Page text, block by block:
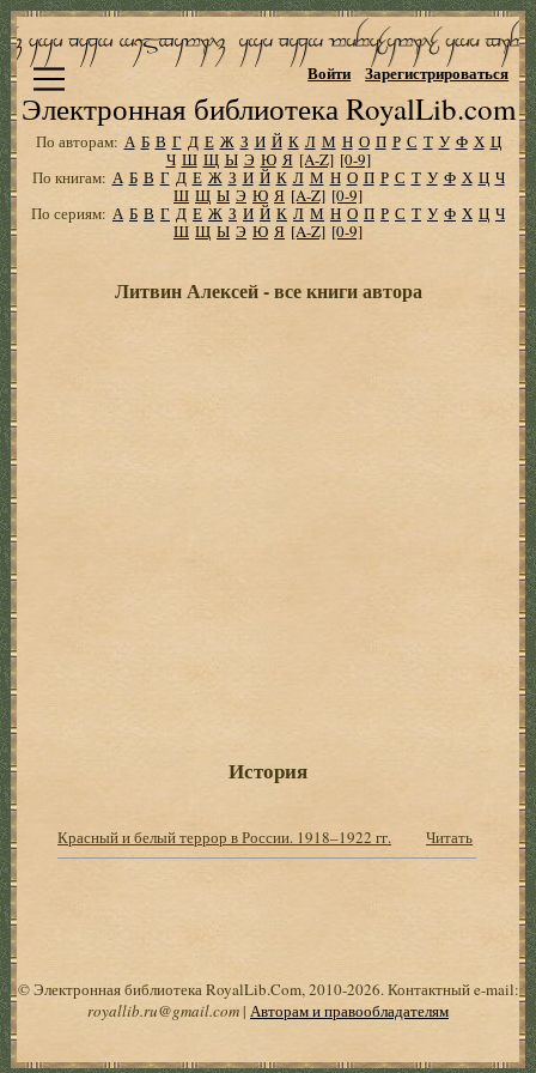
Электронная библиотека RoyalLib.com
Войти Зарегистрироваться
По авторам: А Б В Г Д Е Ж З И Й К Л М Н О П Р С Т У Ф Х Ц
Ч Ш Щ Ы Э Ю Я [A-Z] [0-9]
По книгам: А Б В Г Д Е Ж З И Й К Л М Н О П Р С Т У Ф Х Ц Ч
Ш Щ Ы Э Ю Я [A-Z] [0-9]
По сериям: А Б В Г Д Е Ж З И Й К Л М Н О П Р С Т У Ф Х Ц Ч
Ш Щ Ы Э Ю Я [A-Z] [0-9]
Литвин Алексей - все книги автора
История
Красный и белый террор в России. 1918–1922 гг. Читать
© Электронная библиотека RoyalLib.Com, 2010-2026. Контактный e-mail:
royallib.ru@gmail.com| Авторам и правообладателям